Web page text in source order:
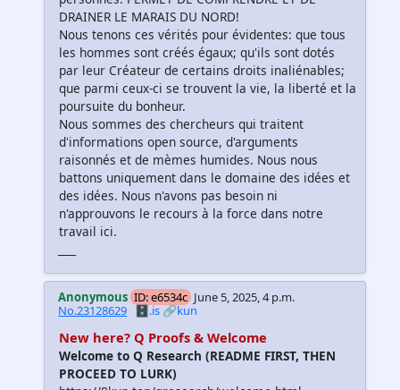
DRAINER LE MARAIS DU NORD!
Nous tenons ces vérités pour évidentes: que tous
les hommes sont créés égaux; qu'ils sont dotés
par leur Créateur de certains droits inaliénables;
que parmi ceux-ci se trouvent la vie, la liberté et la
poursuite du bonheur.
Nous sommes des chercheurs qui traitent
d'informations open source, d'arguments
raisonnés et de mèmes humides. Nous nous
battons uniquement dans le domaine des idées et
des idées. Nous n'avons pas besoin ni
n'approuvons le recours à la force dans notre
travail ici.
Anonymous ID: e6534c June 5, 2025, 4 p.m.
No.23128629 🗄️.is🔗kun
New here? Q Proofs & Welcome
Welcome to Q Research (README FIRST, THEN
PROCEED TO LURK)